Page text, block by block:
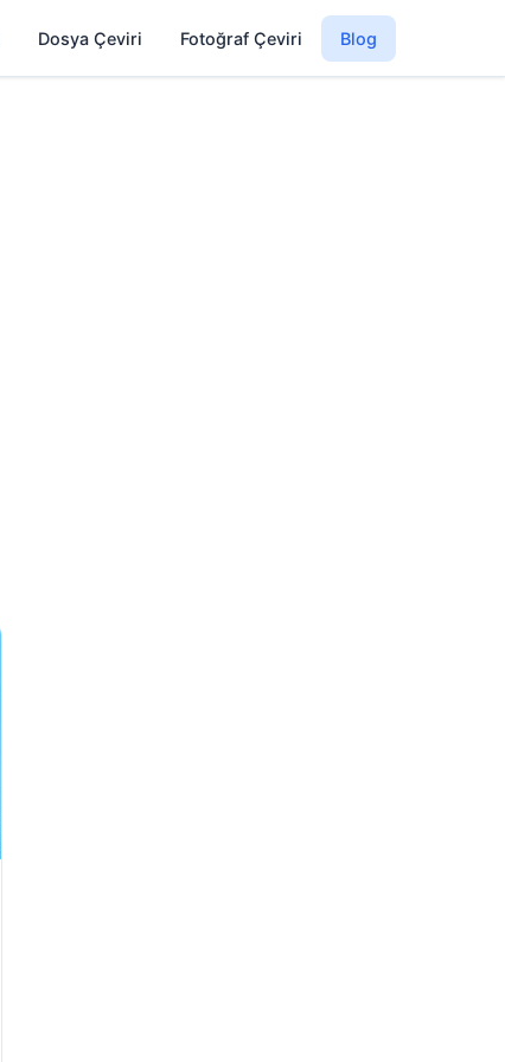
Dosya Çeviri Fotoğraf Çeviri Blog